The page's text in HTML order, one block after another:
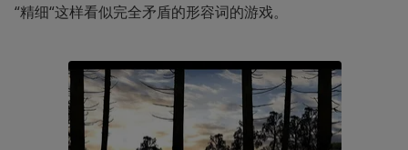
“精细“这样看似完全矛盾的形容词的游戏。